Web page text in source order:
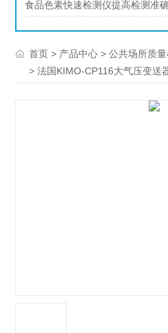
食品色素快速检测仪提高检测准
首页 > 产品中心 >公共场所质量
> 法国KIMO-CP116大气压变送